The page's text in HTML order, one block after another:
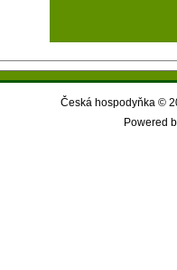
Česká hospodyňka ©
Powered